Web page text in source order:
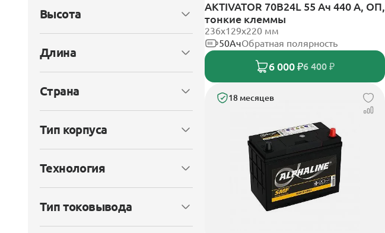
Высота
Длина
Страна
Тип корпуса
Технология
Тип токовывода
AKTIVATOR 70B24L 55 Ач 440 А, ОП,
тонкие клеммы
236x129x220 мм
50АчОбратная полярность
6 000 ₽6 400 ₽
18 месяцев